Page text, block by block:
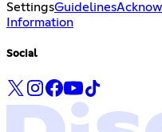
SettingsGuidelines
Information
Social